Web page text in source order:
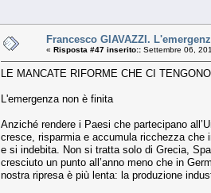
Francesco GIAVAZZI.
« Risposta #47 inserito:: Settembre 06,
LE MANCATE RIFORME CHE CI
L'emergenza non è finita
Anziché rendere i Paesi che partecipano
cresce, risparmia e accumula ricchezza che
e si indebita. Non si tratta solo di Grecia,
cresciuto un punto all’anno meno che in
nostra ripresa è più lenta: la produzione